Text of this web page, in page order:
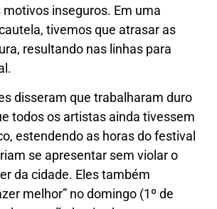
inseguros. Em uma
tivemos que atrasar as
resultando nas linhas para
disseram que trabalharam duro
todos os artistas ainda tivessem
estendendo as horas do festival
se apresentar sem violar o
da cidade. Eles também
melhor” no domingo (1º de